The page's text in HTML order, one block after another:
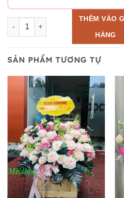
Giỏ Hoa Tươi - HG 02 số lượng
THÊM VÀO
HÀNG
SẢN PHẨM TƯƠNG TỰ